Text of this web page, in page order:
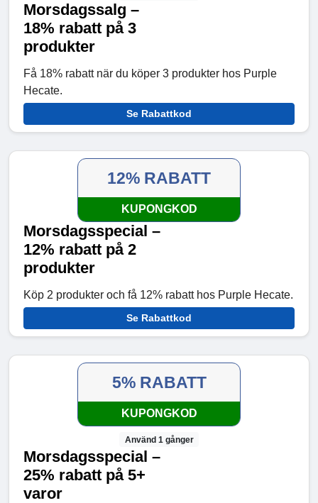
Morsdagssalg –
18% rabatt på 3
produkter
Få 18% rabatt när du köper 3 produkter hos Purple
Hecate.
Se Rabattkod
12% RABATT
KUPONGKOD
Morsdagsspecial –
12% rabatt på 2
produkter
Köp 2 produkter och få 12% rabatt hos Purple Hecate.
Se Rabattkod
5% RABATT
KUPONGKOD
Använd 1 gånger
Morsdagsspecial –
25% rabatt på 5+
varor